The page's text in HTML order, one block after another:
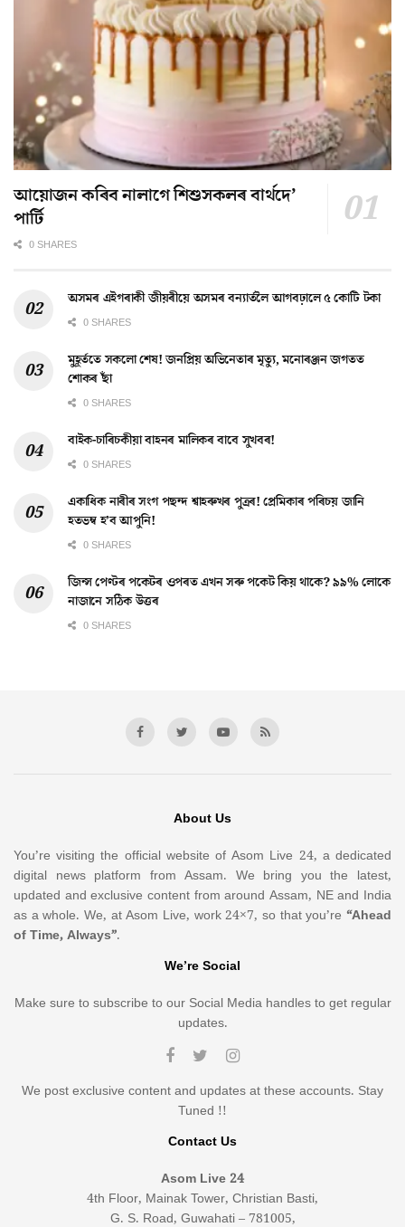
আয়োজন কৰিব নালাগে শিশুসকলৰ বাৰ্থদে’
পাৰ্টি
0 SHARES
অসমৰ এইগৰাকী জীয়ৰীয়ে অসমৰ বন্যাৰ্তলৈ আগবঢ়ালে ৫ কোটি টকা
0 SHARES
মুহূৰ্ততে সকলো শেষ! জনপ্ৰিয় অভিনেতাৰ মৃত্যু, মনোৰঞ্জন জগতত
শোকৰ ছাঁ
0 SHARES
বাইক-চাৰিচকীয়া বাহনৰ মালিকৰ বাবে সুখবৰ!
0 SHARES
একাধিক নাৰীৰ সংগ পছন্দ শ্বাহৰুখৰ পুত্ৰৰ! প্ৰেমিকাৰ পৰিচয় জানি
হতভম্ব হ’ব আপুনি!
0 SHARES
জিন্স পেণ্টৰ পকেটৰ ওপৰত এখন সৰু পকেট কিয় থাকে? ৯৯% লোকে
নাজানে সঠিক উত্তৰ
0 SHARES
About Us
You’re visiting the official website of Asom Live 24, a dedicated
digital news platform from Assam. We bring you the latest,
updated and exclusive content from around Assam, NE and India
as a whole. We, at Asom Live, work 24×7, so that you’re “Ahead
of Time, Always”.
We’re Social
Make sure to subscribe to our Social Media handles to get regular
updates.
We post exclusive content and updates at these accounts. Stay
Tuned !!
Contact Us
Asom Live 24
4th Floor, Mainak Tower, Christian Basti,
G. S. Road, Guwahati – 781005,